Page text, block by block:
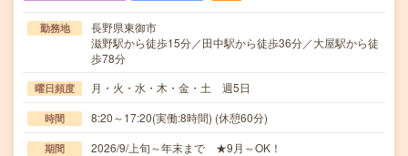
勤務地
長野県東御市
滋野駅から徒歩15分／田中駅から徒歩36分／大屋駅から徒
歩78分
曜日頻度 月・火・水・木・金・土 週5日
時間 8:20～17:20(実働:8時間) (休憩60分)
期間 2026/9/上旬～年末まで ★9月～OK！